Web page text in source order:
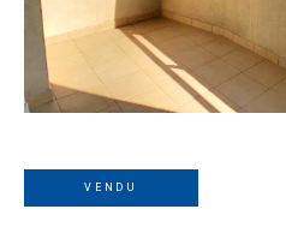
VENDU